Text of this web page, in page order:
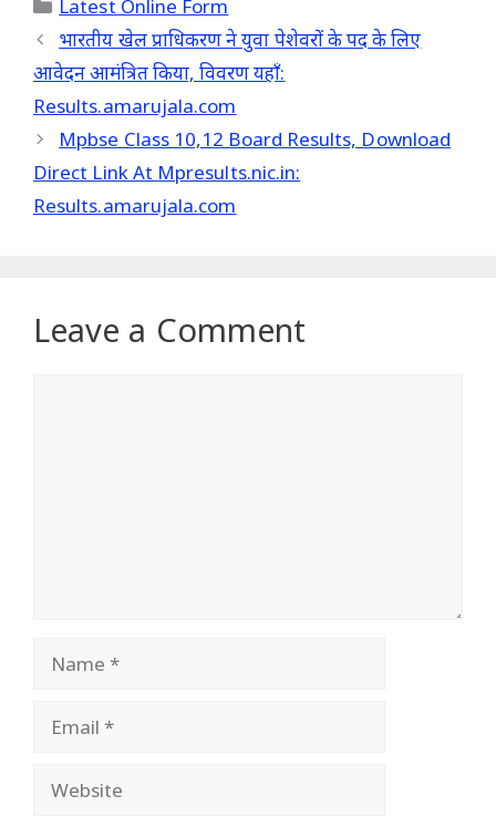
Latest Online Form
भारतीय खेल प्राधिकरण ने युवा पेशेवरों के पद के लिए
आवेदन आमंत्रित किया, विवरण यहाँ:
Results.amarujala.com
Mpbse Class 10,12 Board Results, Download
Direct Link At Mpresults.nic.in:
Results.amarujala.com
Leave a Comment